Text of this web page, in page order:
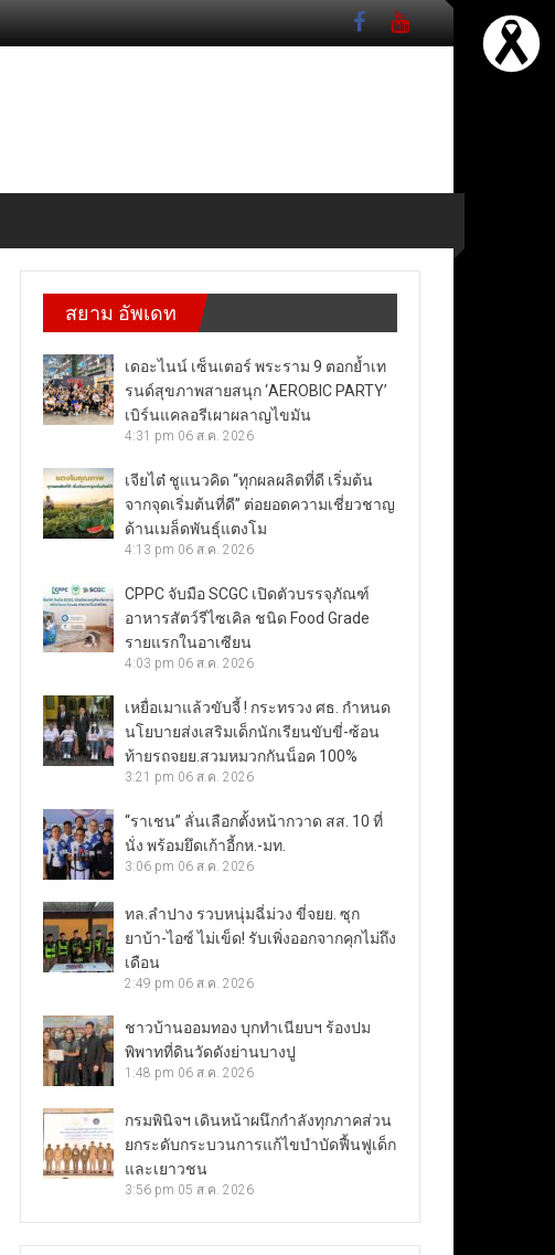
สยาม อัพเดท
เดอะไนน์ เซ็นเตอร์ พระราม 9 ตอกย้ำเท
รนด์สุขภาพสายสนุก ‘AEROBIC PARTY’
เบิร์นแคลอรีเผาผลาญไขมัน
4:31 pm 06 ส.ค. 2026
เจียไต๋ ชูแนวคิด “ทุกผลผลิตที่ดี เริ่มต้น
จากจุดเริ่มต้นที่ดี” ต่อยอดความเชี่ยวชาญ
ด้านเมล็ดพันธุ์แตงโม
4:13 pm 06 ส.ค. 2026
CPPC จับมือ SCGC เปิดตัวบรรจุภัณฑ์
อาหารสัตว์รีไซเคิล ชนิด Food Grade
รายแรกในอาเซียน
4:03 pm 06 ส.ค. 2026
เหยื่อเมาแล้วขับจี้ ! กระทรวง ศธ. กำหนด
นโยบายส่งเสริมเด็กนักเรียนขับขี่-ซ้อน
ท้ายรถจยย.สวมหมวกกันน็อค 100%
3:21 pm 06 ส.ค. 2026
“ราเชน” ลั่นเลือกตั้งหน้ากวาด สส. 10 ที่
นั่ง พร้อมยึดเก้าอี้กห.-มท.
3:06 pm 06 ส.ค. 2026
ทล.ลำปาง รวบหนุ่มฉี่ม่วง ขี่จยย. ซุก
ยาบ้า-ไอซ์ ไม่เข็ด! รับเพิ่งออกจากคุกไม่ถึง
เดือน
2:49 pm 06 ส.ค. 2026
ชาวบ้านออมทอง บุกทำเนียบฯ ร้องปม
พิพาทที่ดินวัดดังย่านบางปู
1:48 pm 06 ส.ค. 2026
กรมพินิจฯ เดินหน้าผนึกกำลังทุกภาคส่วน
ยกระดับกระบวนการแก้ไขบำบัดฟื้นฟูเด็ก
และเยาวชน
3:56 pm 05 ส.ค. 2026